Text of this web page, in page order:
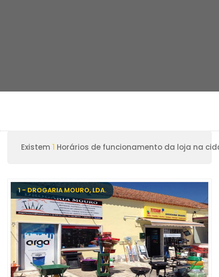
Existem 1 Horários de funcionamento da loja na
1 - DROGARIA MOURO, LDA.